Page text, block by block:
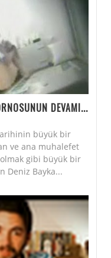
DEVAMI...
büyük bir
ve ana muhalefet
gibi büyük bir
Deniz Bayka...